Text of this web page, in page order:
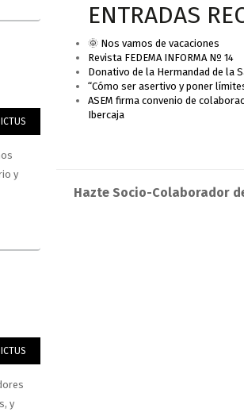
ICTUS
y
ICTUS
y
ENTRADAS
🌞 Nos vamos de vacaciones
Revista FEDEMA INFORMA Nº 14
Donativo de la Hermandad de la
“Cómo ser asertivo y poner
ASEM firma convenio de
Ibercaja
Hazte Socio-Colaborador